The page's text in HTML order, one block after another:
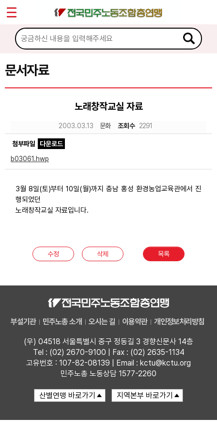
문서자료
노래창작교실 자료
2003.03.13 문화 조회수 2291
첨부파일
다운로드
b03061.hwp
3월 8일(토)부터 10일(월)까지 충남 홍성 환경농업교육관에서 진
행되었던
노래창작교실 자료입니다.
수정 삭제 목록
부설기관 민주노총 소개 오시는 길 이용약관 개인정보처리방침
(우) 04518 서울특별시 중구 정동길 3 경향신문사 14층
Tel : (02) 2670-9100 | Fax : (02) 2635-1134
고유번호 : 107-82-08139 | Email : kctu@kctu.org
민주노총 노동상담 1577-2260
마이페이지
소개
소식
문서자료
미디어자료
카드뉴스
Sketchbook5, 스케치북5
Sketchbook5, 스케치북5